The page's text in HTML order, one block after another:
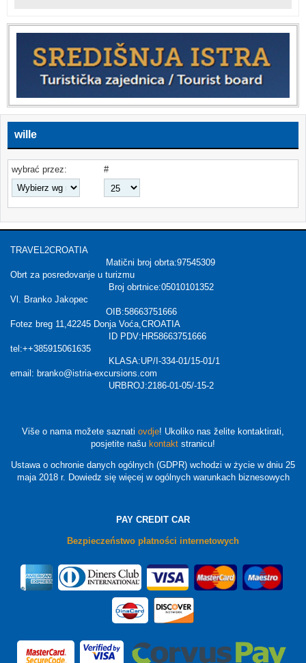
wille
wybrać przez: #
TRAVEL2CROATIA
Matični broj obrta:97545309
Obrt za posredovanje u turizmu
Broj obrtnice:05010101352
Vl. Branko Jakopec
OIB:58663751666
Fotez breg 11,42245 Donja Voća,CROATIA
ID PDV:HR58663751666
tel:++385915061635
KLASA:UP/I-334-01/15-01/1
email: branko@istria-excursions.com
URBROJ:2186-01-05/-15-2
Više o nama možete saznati ovdje! Ukoliko nas želite kontaktirati,
posjetite našu kontakt stranicu!
Ustawa o ochronie danych ogólnych (GDPR) wchodzi w życie w dniu 25
maja 2018 r. Dowiedz się więcej w ogólnych warunkach biznesowych
PAY CREDIT CAR
Bezpieczeństwo płatności internetowych